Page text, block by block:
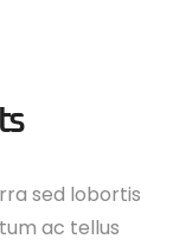
sed lobortis
ac tellus